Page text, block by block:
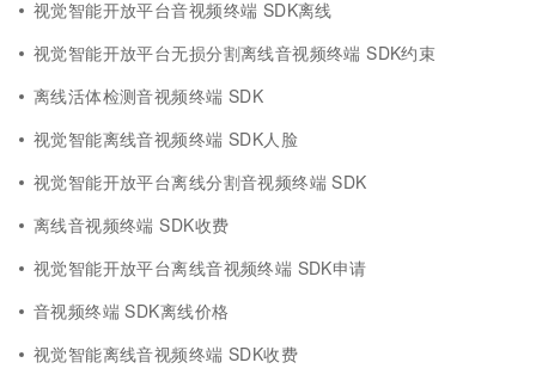
视觉智能开放平台音视频终端 SDK离线
视觉智能开放平台无损分割离线音视频终端 SDK约束
离线活体检测音视频终端 SDK
视觉智能离线音视频终端 SDK人脸
视觉智能开放平台离线分割音视频终端 SDK
离线音视频终端 SDK收费
视觉智能开放平台离线音视频终端 SDK申请
音视频终端 SDK离线价格
视觉智能离线音视频终端 SDK收费